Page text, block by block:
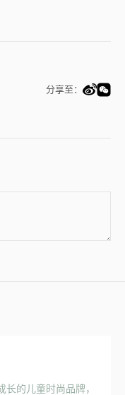
分享至：
长的儿童时尚品牌，